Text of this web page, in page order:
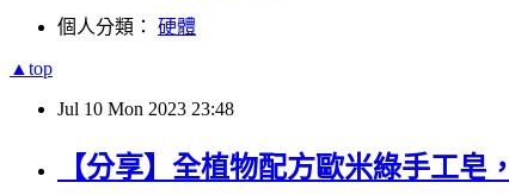
個人分類： 硬體
▲top
Jul 10 Mon 2023 23:48
【分享】全植物配方歐米綠手工